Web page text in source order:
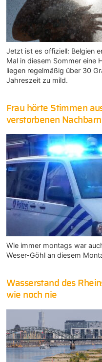
Jetzt ist es offiziell: Belgien
Mal in diesem Sommer eine
liegen regelmäßig über 30
Jahreszeit zu mild.
Frau hörte Stimmen
verstorbenen Nachbarn
Wie immer montags war
Weser-Göhl an diesem
Wasserstand des
wie noch nie